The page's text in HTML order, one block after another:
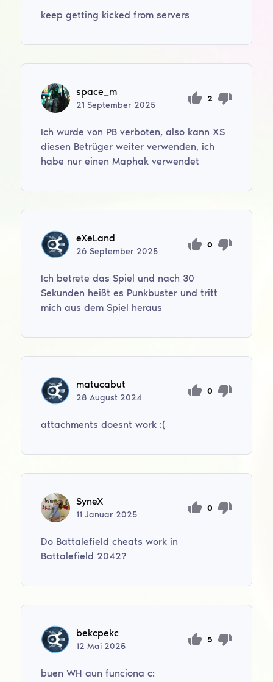
keep getting kicked from servers
space_m
21September 2025
2
Ich wurde von PB verboten, also kann XS
diesen Betrüger weiter verwenden, ich
habe nur einen Maphak verwendet
eXeLand
26September 2025
0
Ich betrete das Spiel und nach 30
Sekunden heißt es Punkbuster und tritt
mich aus dem Spiel heraus
matucabut
28August 2024
0
attachments doesnt work :(
SyneX
11Januar 2025
0
Do Battalefield cheats work in
Battalefield 2042?
bekcpekc
12Mai 2025
5
buen WH aun funciona c: